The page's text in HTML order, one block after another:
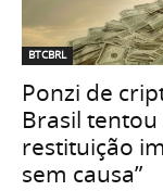
BTCBRL
Ponzi de
Brasil
restituição
sem causa”